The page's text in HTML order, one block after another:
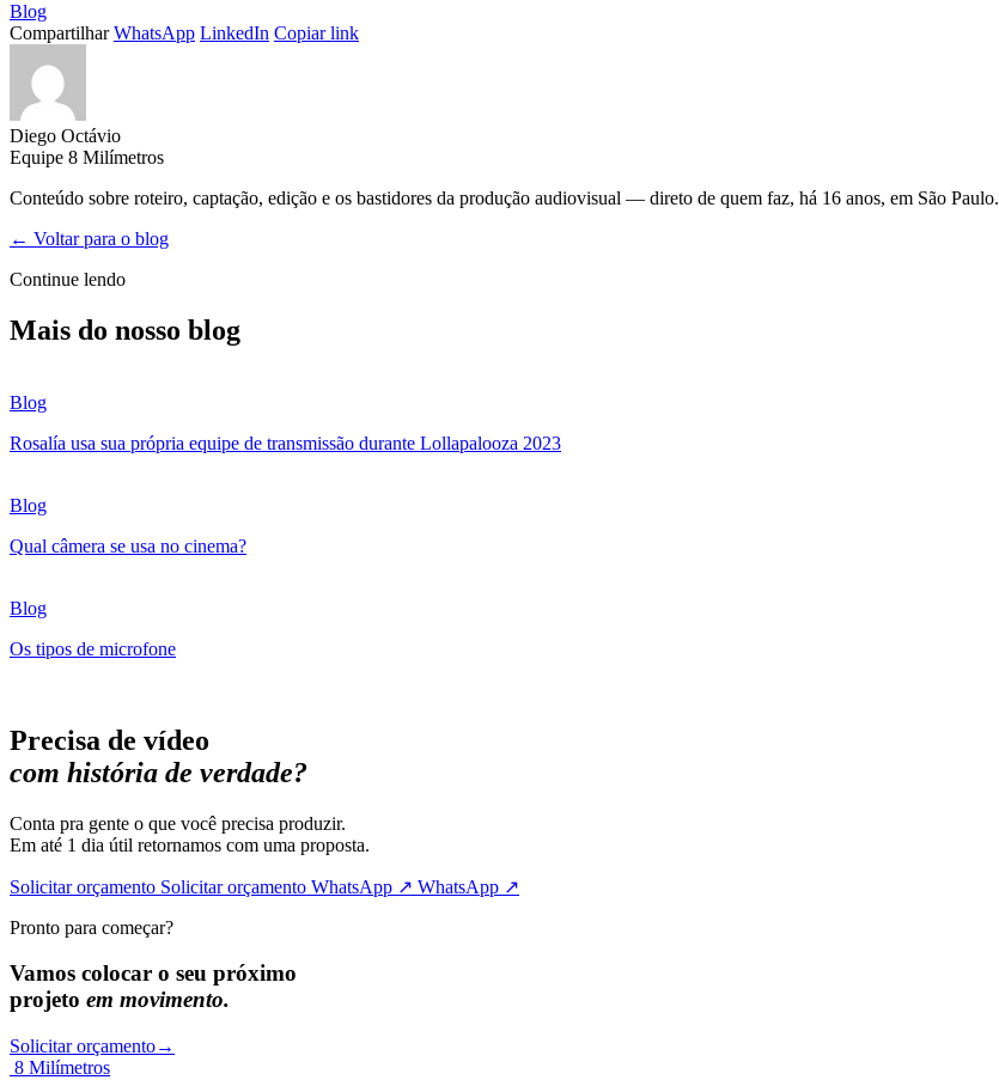
Blog
Compartilhar WhatsApp LinkedIn Copiar link
Diego Octávio
Equipe 8 Milímetros
Conteúdo sobre roteiro, captação, edição e os bastidores da produção audiovisual — direto de quem faz, há 16 anos, em São Paulo.
← Voltar para o blog
Continue lendo
Mais do nosso blog
Blog
Rosalía usa sua própria equipe de transmissão durante Lollapalooza 2023
Blog
Qual câmera se usa no cinema?
Blog
Os tipos de microfone
Precisa de vídeo
com história de verdade?
Conta pra gente o que você precisa produzir.
Em até 1 dia útil retornamos com uma proposta.
Solicitar orçamento Solicitar orçamento WhatsApp ↗ WhatsApp ↗
Pronto para começar?
Vamos colocar o seu próximo
projeto em movimento.
Solicitar orçamento→
8 Milímetros